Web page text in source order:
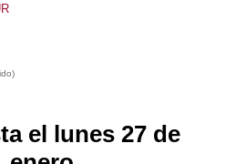
el lunes 27 de